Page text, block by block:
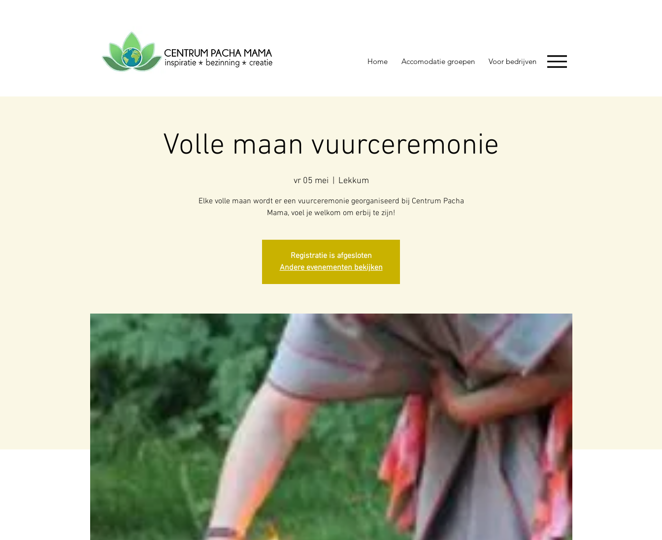
CENTRUM
PACHA
MAMA Centrum voor inspiratie, bezinning &
creatie.
Home Accomodatie groepen Voor bedrijven
Volle maan vuurceremonie
vr 05 mei Lekkum
Elke volle maan wordt er een vuurceremonie georganiseerd bij Centrum Pacha
Mama, voel je welkom om erbij te zijn!
Registratie is afgesloten
Andere evenementen bekijken